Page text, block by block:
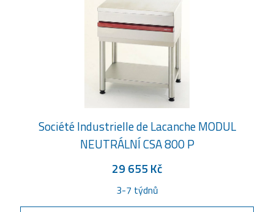
Société Industrielle de Lacanche MODUL
NEUTRÁLNÍ CSA 800 P
29 655 Kč
3-7 týdnů